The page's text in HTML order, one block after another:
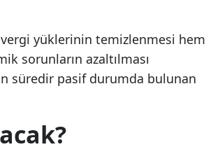
yüklerinin temizlenmesi hem
sorunların azaltılması
süredir pasif durumda bulunan